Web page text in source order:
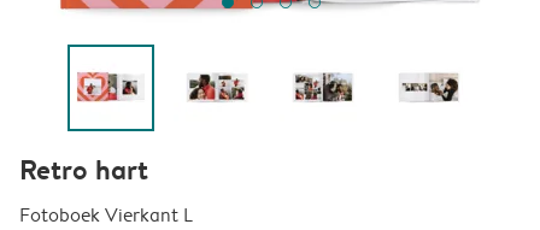
Retro hart
Fotoboek Vierkant L